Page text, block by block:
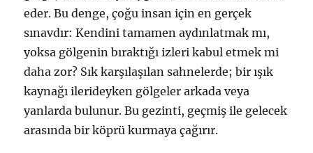
eder. Bu denge, çoğu insan için en gerçek
sınavdır: Kendini tamamen aydınlatmak mı,
yoksa gölgenin bıraktığı izleri kabul etmek mi
daha zor? Sık karşılaşılan sahnelerde; bir ışık
kaynağı ilerideyken gölgeler arkada veya
yanlarda bulunur. Bu gezinti, geçmiş ile gelecek
arasında bir köprü kurmaya çağırır.